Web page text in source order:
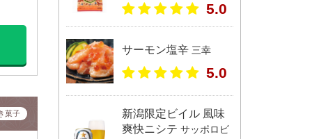
菓子
5.0
サーモン塩辛三幸
5.0
新潟限定ビイル 風味
爽快ニシテ サッポロビ